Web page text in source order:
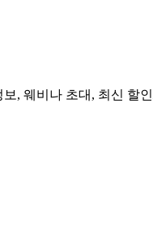
, 웨비나 초대, 최신 할